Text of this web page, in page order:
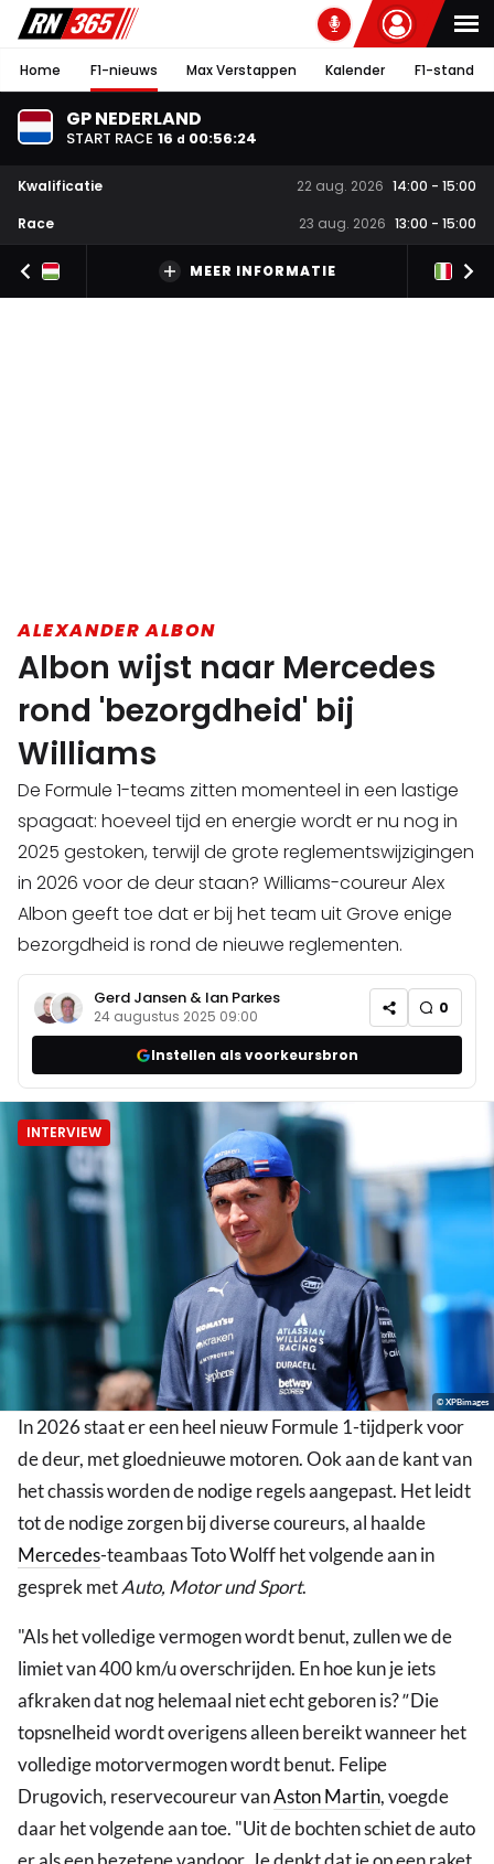
Home F1-nieuws Max Verstappen Kalender F1-stand
GP NEDERLAND
START RACE 16 d 00:56:23
Kwalificatie 22 aug. 2026 14:00 - 15:00
Race
23 aug. 2026 13:00 - 15:00
MEER INFORMATIE
ALEXANDER ALBON
Albon wijst naar Mercedes
rond 'bezorgdheid' bij
Williams
De Formule 1-teams zitten momenteel in een lastige
spagaat: hoeveel tijd en energie wordt er nu nog in
2025 gestoken, terwijl de grote reglementswijzigingen
in 2026 voor de deur staan? Williams-coureur Alex
Albon geeft toe dat er bij het team uit Grove enige
bezorgdheid is rond de nieuwe reglementen.
Gerd Jansen & Ian Parkes
24 augustus 2025 09:00 0
Instellen als voorkeursbron
INTERVIEW
© XPBimages
In 2026 staat er een heel nieuw Formule 1-tijdperk voor
de deur, met gloednieuwe motoren. Ook aan de kant van
het chassis worden de nodige regels aangepast. Het leidt
tot de nodige zorgen bij diverse coureurs, al haalde
Mercedes-teambaas Toto Wolff het volgende aan in
gesprek metAuto, Motor und Sport.
"Als het volledige vermogen wordt benut, zullen we de
limiet van 400 km/u overschrijden. En hoe kun je iets
afkraken dat nog helemaal niet echt geboren is?"Die
topsnelheid wordt overigens alleen bereikt wanneer het
volledige motorvermogen wordt benut. Felipe
Drugovich, reservecoureur vanAston Martin, voegde
daar het volgende aan toe. "Uit de bochten schiet de auto